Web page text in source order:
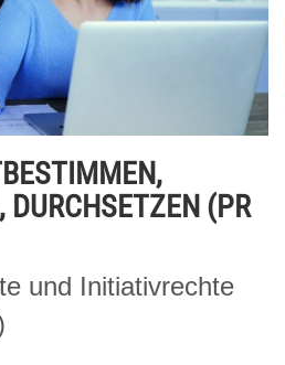
DURCHSETZEN (PR
und Initiativrechte